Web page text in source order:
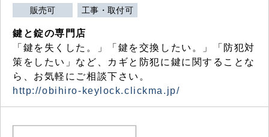
販売可 工事・取付可
鍵と錠の専門店
「鍵を失くした。」「鍵を交換したい。」「防犯対
策をしたい」など、カギと防犯に鍵に関することな
ら、お気軽にご相談下さい。
http://obihiro-keylock.clickma.jp/